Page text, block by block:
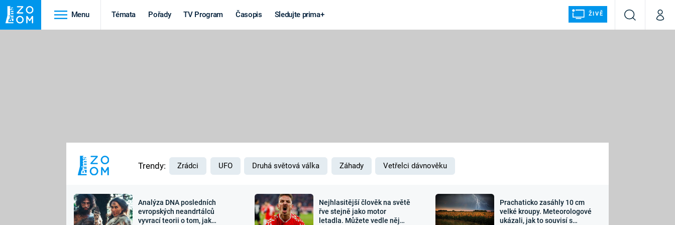
Menu Témata Pořady TV Program Časopis Sledujte prima+ ŽIVĚ
VyhledáváníMůj
MARS
Výročí
Záhady a
Zajímavosti Sledujte nás
Trendy: Zrádci UFO Druhá světová válka Záhady Vetřelci dávnověku
Analýza DNA posledních
evropských neandrtálců
vyvrací teorii o tom, jak
Nejhlasitější člověk na světě
řve stejně jako motor
letadla. Můžete vedle něj
Prachaticko zasáhly 10 cm
velké kroupy. Meteorologové
ukázali, jak to souvisí s